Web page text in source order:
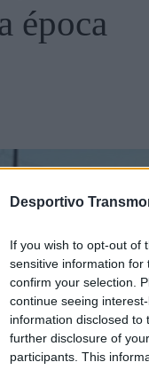
Desportivo
If you wish to opt-out of
sensitive information
confirm your selection.
continue seeing
information disclosed
further disclosure of
participants. This
época